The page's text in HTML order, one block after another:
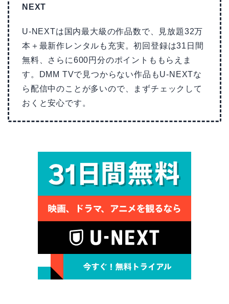
NEXT
U-NEXTは国内最大級の作品数で、見放題32万
本＋最新作レンタルも充実。初回登録は31日間
無料、さらに600円分のポイントももらえま
す。DMM TVで見つからない作品もU-NEXTな
ら配信中のことが多いので、まずチェックして
おくと安心です。